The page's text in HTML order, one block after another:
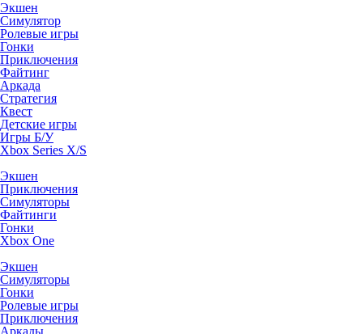
Экшен
Симулятор
Ролевые игры
Гонки
Приключения
Файтинг
Аркада
Стратегия
Квест
Детские игры
Игры Б/У
Xbox Series X/S
Экшен
Приключения
Симуляторы
Файтинги
Гонки
Xbox One
Экшен
Симуляторы
Гонки
Ролевые игры
Приключения
Аркады